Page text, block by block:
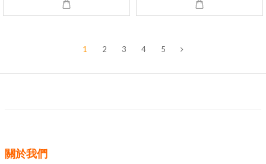
1 2 3 4 5
關於我們